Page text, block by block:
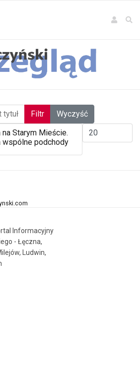
Filtr Wyczyść
Starym Mieście.
wspólne podchody
Informacyjny
- Łęczna,
Ludwin,